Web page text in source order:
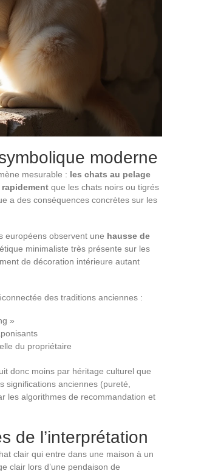
moderne
mesurable : les chats au pelage
que les chats noirs ou tigrés
a des conséquences concrètes sur les
européens observent une hausse de
minimaliste très présente sur les
de décoration intérieure autant
des traditions anciennes :
»
du propriétaire
donc moins par héritage culturel que
significations anciennes (pureté,
les algorithmes de recommandation et
de l’interprétation
clair qui entre dans une maison à un
clair lors d’une pendaison de